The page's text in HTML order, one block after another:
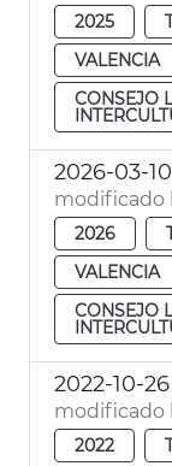
2025
VALENCIA
CONSEJO
2026-03-10
modificado
2026
VALENCIA
CONSEJO
2022-10-26
modificado
2022